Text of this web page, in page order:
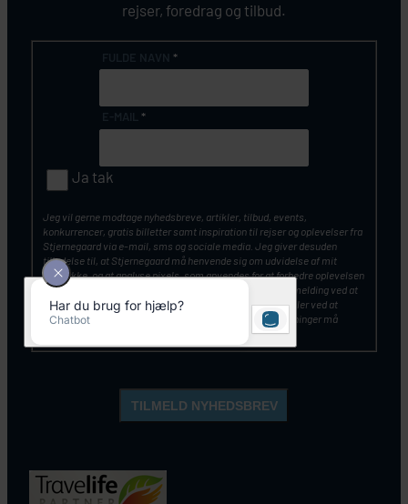
rejser, foredrag og tilbud.
*
*
Ja tak
Jeg vil gerne modtage nyhedsbreve, artikler, tilbud, events,
konkurrencer, gratis billetter samt inspiration til rejser og oplevelser fra
Stjernegaard via e-mail, sms og sociale media. Jeg giver desuden
tilladelse til, at Stjernegaard må henvende sig om udvidelse af mit
samtykke, og at analyse pixels, som anvendes for at forbedre oplevelsen
af vores kommunikation. Du kan altid tilbagekalde din tilmelding ved at
klikke på ”Afmeld nyhedsbrev” nederst i nyhedsbrevet – eller ved at
kontakte Stjernegaards kundeservice. Mine personoplysninger må